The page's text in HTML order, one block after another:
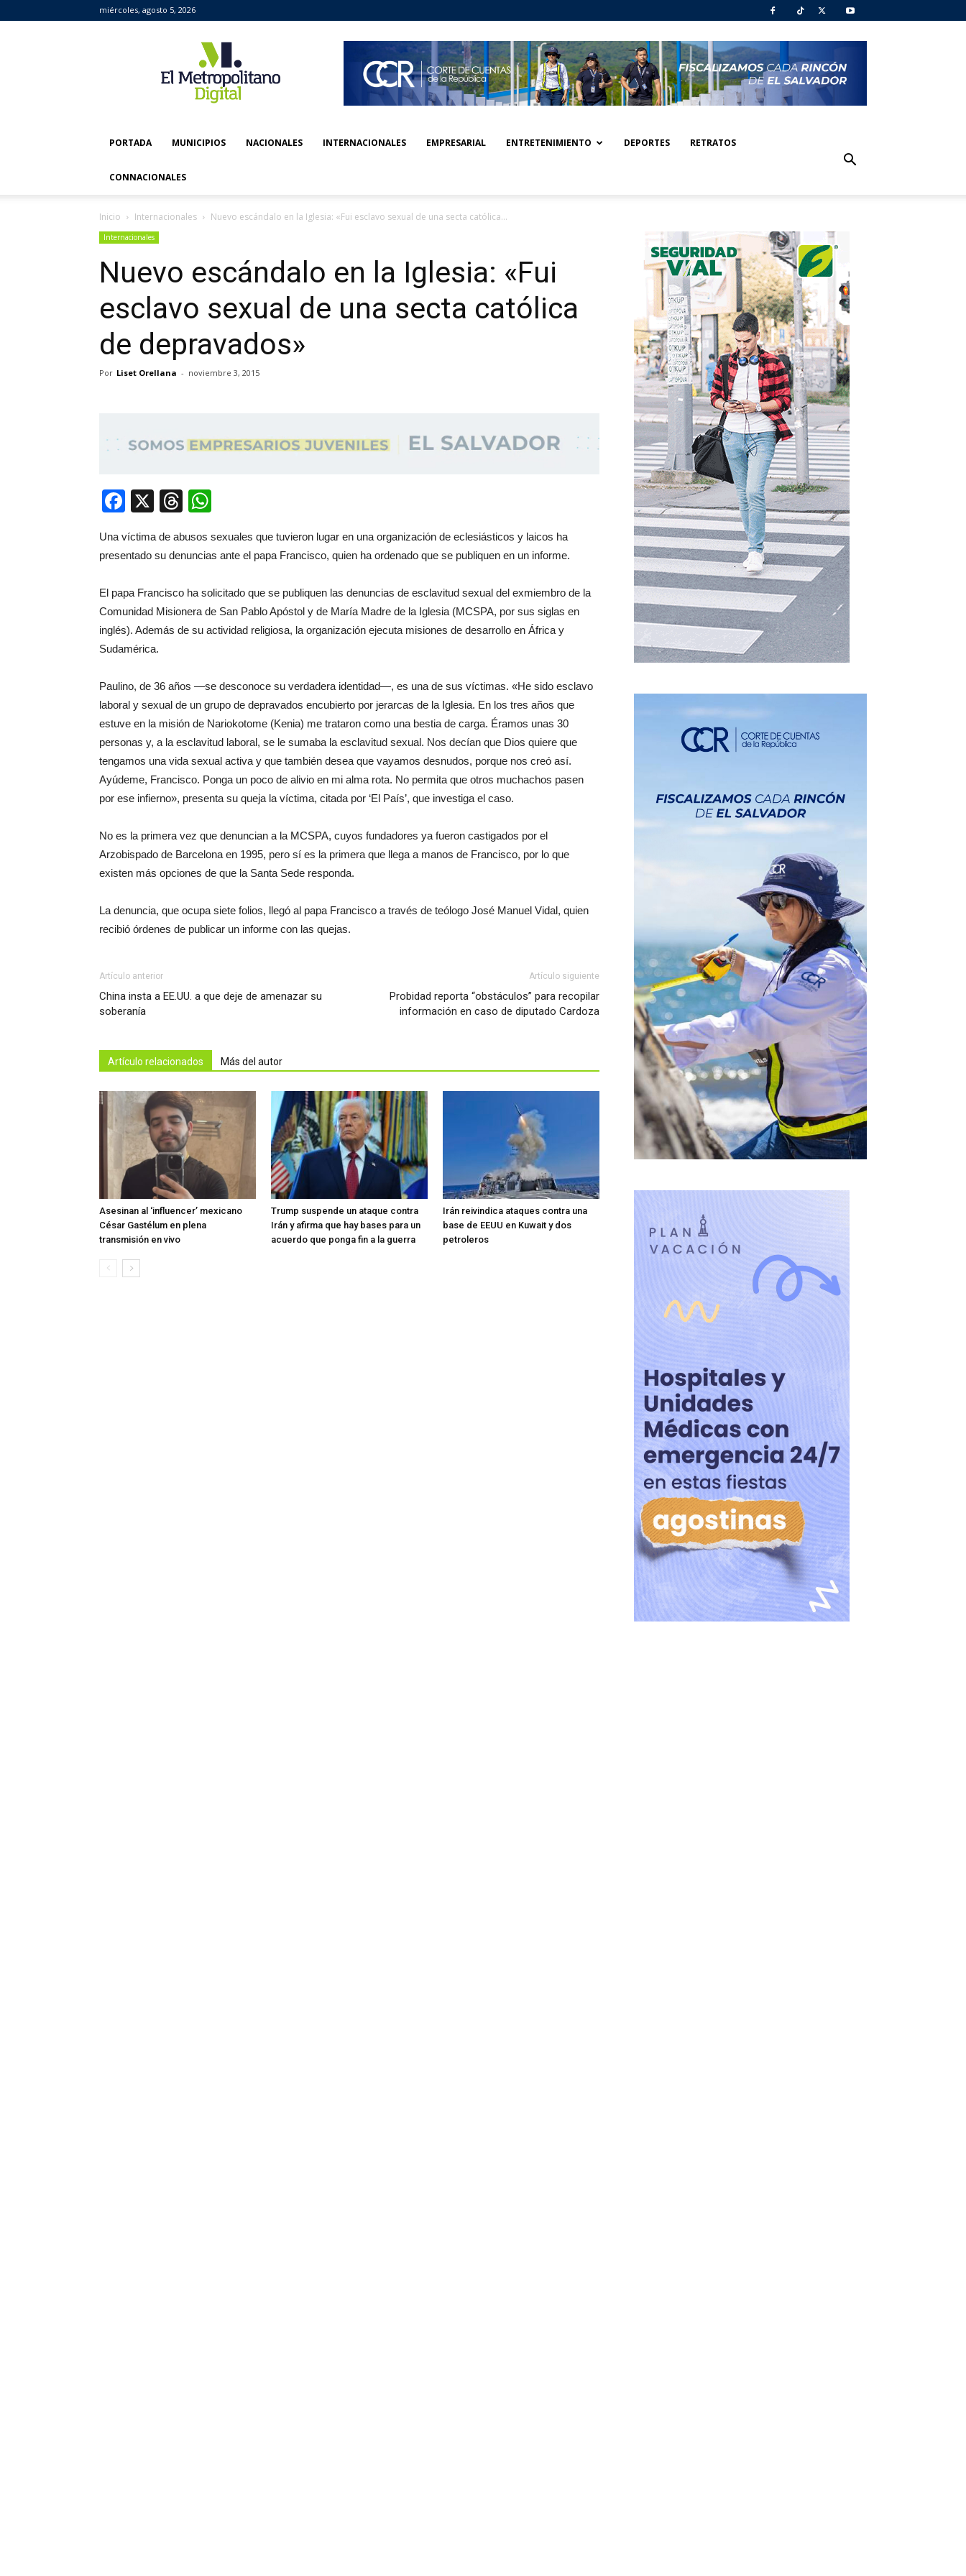
miércoles, agosto 5, 2026
Metropolitano
Digital
PORTADA MUNICIPIOS NACIONALES INTERNACIONALES EMPRESARIAL ENTRETENIMIENTO DEPORTES RETRATOS
CONNACIONALES
Inicio Internacionales Nuevo escándalo en la Iglesia: «Fui esclavo sexual de una secta católica...
Internacionales
Nuevo escándalo en la Iglesia: «Fui
esclavo sexual de una secta católica
de depravados»
Por Liset Orellana - noviembre 3, 2015
Facebook
X Threads
Una víctima de abusos sexuales que tuvieron lugar en una organización de eclesiásticos y laicos ha
presentado su denuncias ante el papa Francisco, quien ha ordenado que se publiquen en un informe.
El papa Francisco ha solicitado que se publiquen las denuncias de esclavitud sexual del exmiembro de la
Comunidad Misionera de San Pablo Apóstol y de María Madre de la Iglesia (MCSPA, por sus siglas en
inglés). Además de su actividad religiosa, la organización ejecuta misiones de desarrollo en África y
Sudamérica.
Paulino, de 36 años —se desconoce su verdadera identidad—, es una de sus víctimas. «He sido esclavo
laboral y sexual de un grupo de depravados encubierto por jerarcas de la Iglesia. En los tres años que
estuve en la misión de Nariokotome (Kenia) me trataron como una bestia de carga. Éramos unas 30
personas y, a la esclavitud laboral, se le sumaba la esclavitud sexual. Nos decían que Dios quiere que
tengamos una vida sexual activa y que también desea que vayamos desnudos, porque nos creó así.
Ayúdeme, Francisco. Ponga un poco de alivio en mi alma rota. No permita que otros muchachos pasen
por ese infierno», presenta su queja la víctima, citada por ‘El País’, que investiga el caso.
No es la primera vez que denuncian a la MCSPA, cuyos fundadores ya fueron castigados por el
Arzobispado de Barcelona en 1995, pero sí es la primera que llega a manos de Francisco, por lo que
existen más opciones de que la Santa Sede responda.
La denuncia, que ocupa siete folios, llegó al papa Francisco a través de teólogo José Manuel Vidal, quien
recibió órdenes de publicar un informe con las quejas.
Artículo anterior
China insta a EE.UU. a que deje de amenazar su
soberanía
Artículo siguiente
Probidad reporta “obstáculos” para recopilar
información en caso de diputado Cardoza
Artículo relacionados Más del autor
Asesinan al ‘influencer’ mexicano
César Gastélum en plena
transmisión en vivo
Trump suspende un ataque contra
Irán y afirma que hay bases para un
acuerdo que ponga fin a la guerra
Irán reivindica ataques contra una
base de EEUU en Kuwait y dos
petroleros